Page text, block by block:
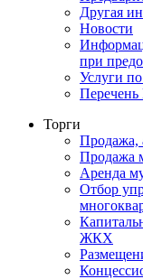
Другая
Новости
при
Услуги
Торги
Продажа,
Продажа
Аренда
Отбор
ЖКХ